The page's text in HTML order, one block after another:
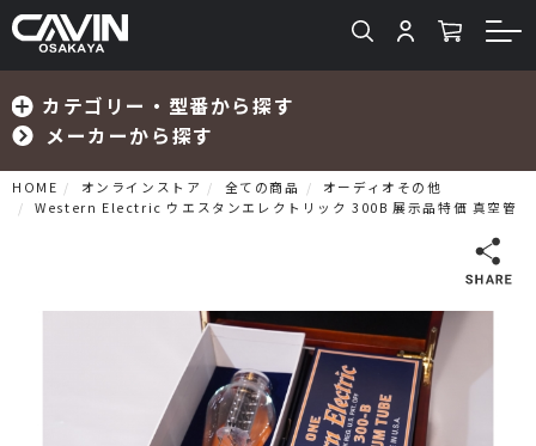
カテゴリー・型番から探す
メーカーから探す
検索
HOME オンラインストア 全ての商品
オーディオその他
Western Electric ウエスタンエレクトリック 300B 展示品特価 真空管